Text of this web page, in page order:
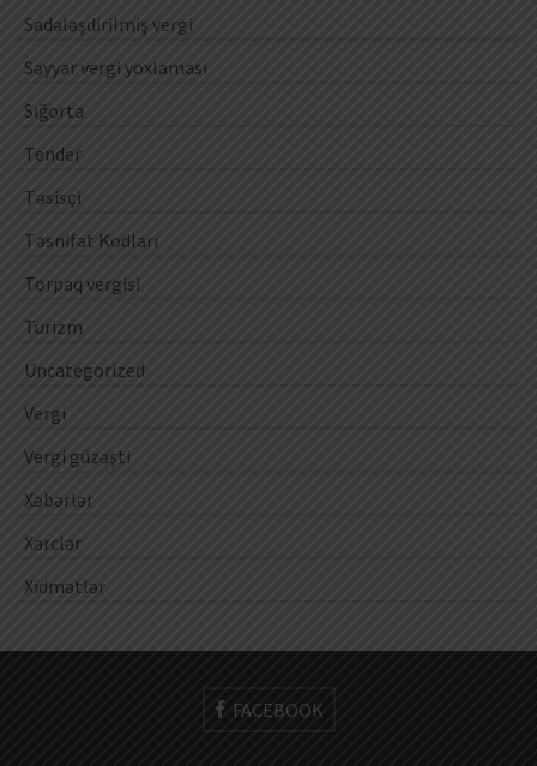
Sadələşdirilmiş vergi
Səyyar vergi yoxlaması
Sığorta
Tender
Təsisçi
Təsnifat Kodları
Torpaq vergisi
Turizm
Uncategorized
Vergi
Vergi güzəşti
Xəbərlər
Xərclər
Xidmətlər
FACEBOOK